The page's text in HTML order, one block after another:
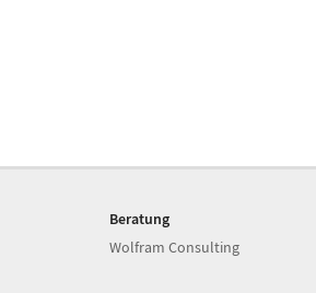
Beratung
Wolfram Consulting